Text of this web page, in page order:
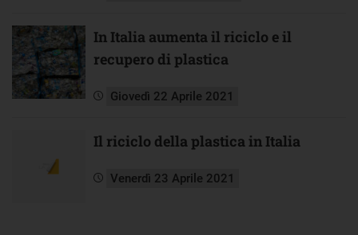
In Italia aumenta il riciclo e il
recupero di plastica
Giovedì 22 Aprile 2021
Il riciclo della plastica in Italia
Venerdì 23 Aprile 2021